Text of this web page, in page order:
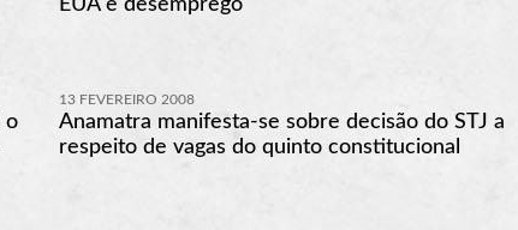
EUA e desemprego
o
13 FEVEREIRO 2008
Anamatra manifesta-se sobre decisão do STJ a
respeito de vagas do quinto constitucional